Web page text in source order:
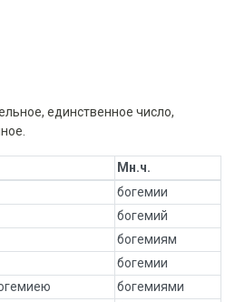
единственное число,
Мн.ч.
богемии
богемий
богемиям
богемии
богемиями